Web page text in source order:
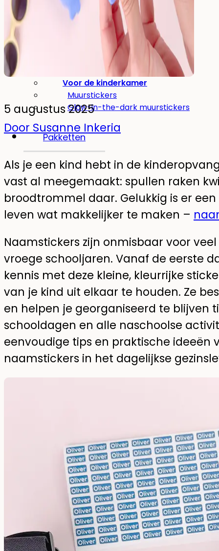
Kinderkamer
Voor de kinderkamer
Muurstickers
Glow-in-the-dark muurstickers
Pakketten
5 augustus 2025
Door Susanne Inkeria
Als je een kind hebt in de
vast al meegemaakt: spullen raken
broodtrommel daar. Gelukkig is er
leven wat makkelijker te maken –
Naamstickers zijn onmisbaar voor
vroege schooljaren. Vanaf de eerste
kennis met deze kleine, kleurrijke
van je kind uit elkaar te houden. Ze
en helpen je georganiseerd te blijven
schooldagen en alle naschoolse
eenvoudige tips en praktische ideeën
naamstickers in het dagelijkse